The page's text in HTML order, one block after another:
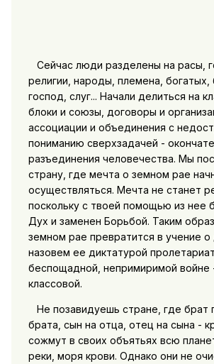
Сейчас люди разделены на расы,
религии, народы, племена, богатых,
господ, слуг... Начали делиться на
блоки и союзы, договоры и
ассоциации и объединения с
пониманию сверхзадачей -
разъединения человечества. Мы
страну, где мечта о земном рае
осуществляться. Мечта не станет
поскольку с твоей помощью из нее
Дух и заменен Борьбой. Таким
земном рае превратится в учение о
назовем ее диктатурой
беспощадной, непримиримой войне
классовой.
Не позавидуешь стране, где брат
брата, сын на отца, отец на сына -
сожмут в своих объятьях всю
реки, моря крови. Однако они не